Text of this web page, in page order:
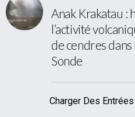
Anak Krakatau :
l’activité
de cendres
Sonde
Charger Des